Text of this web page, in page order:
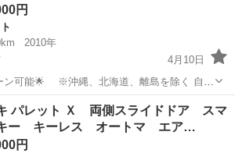
円
2010年
4月10日
可能🌟 ※沖縄、北海道、離島を除く 自己
り… 転職したばかり…自営業… 頭金一括の準
ット オトロン
パレット Ｘ 両側スライドドア スマ
ー キーレス オートマ エア…
円